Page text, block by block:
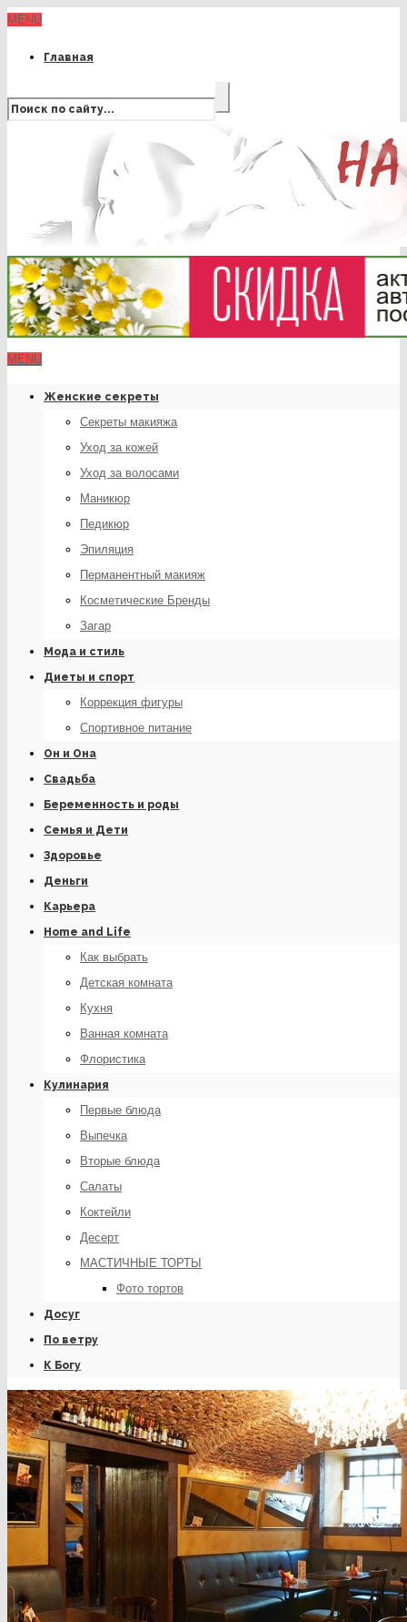
MENU
Главная
MENU
Женские секреты
Секреты макияжа
Уход за кожей
Уход за волосами
Маникюр
Педикюр
Эпиляция
Перманентный макияж
Косметические Бренды
Загар
Мода и стиль
Диеты и спорт
Коррекция фигуры
Спортивное питание
Он и Она
Свадьба
Беременность и роды
Семья и Дети
Здоровье
Деньги
Карьера
Home and Life
Как выбрать
Детская комната
Кухня
Ванная комната
Флористика
Кулинария
Первые блюда
Выпечка
Вторые блюда
Салаты
Коктейли
Десерт
МАСТИЧНЫЕ ТОРТЫ
Фото тортов
Досуг
По ветру
К Богу